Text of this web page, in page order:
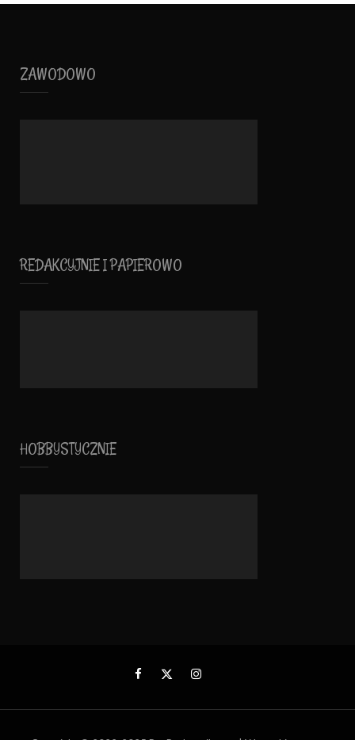
ZAWODOWO
REDAKCYJNIE I PAPIEROWO
HOBBYSTYCZNIE